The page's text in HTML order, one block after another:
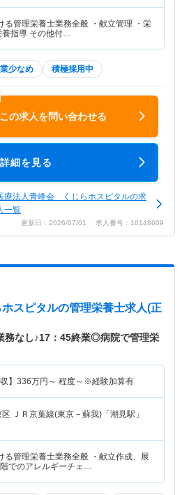
る管理栄養士業務全般 ・献立管理 ・栄
養指導 その他付…
少なめ 積極採用中
この求人を問い合わせる
詳細を見る
療法人青峰会 くじらホスピタルの求
一覧
更新日：2026/07/01 求人番号：10148609
スピタルの管理栄養士求人(正
務なし♪17：45終業◎病院で管理栄
】 336万円～ 程度～※経験加算有
区 ＪＲ京葉線(東京－蘇我)「潮見駅」
る管理栄養士業務全般 ・献立作成、展
でのアレルギーチェ…